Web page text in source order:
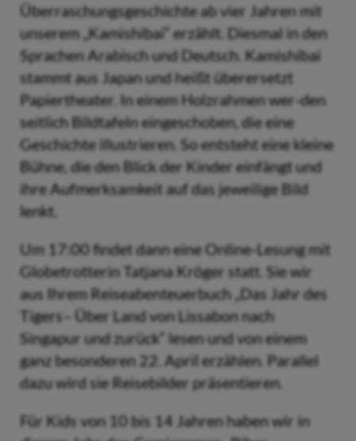
Überraschungsgeschichte ab vier Jahren mit
unserem „Kamishibai“ erzählt. Diesmal in den
Sprachen Arabisch und Deutsch. Kamishibai
stammt aus Japan und heißt überersetzt
Papiertheater. In einem Holzrahmen wer-den
seitlich Bildtafeln eingeschoben, die eine
Geschichte illustrieren. So entsteht eine kleine
Bühne, die den Blick der Kinder einfängt und
ihre Aufmerksamkeit auf das jeweilige Bild
lenkt.
Um 17:00 findet dann eine Online-Lesung mit
Globetrotterin Tatjana Kröger statt. Sie wir
aus Ihrem Reiseabenteuerbuch „Das Jahr des
Tigers– Über Land von Lissabon nach
Singapur und zurück“ lesen und von einem
ganz besonderen 22. April erzählen. Parallel
dazu wird sie Reisebilder präsentieren.
Für Kids von 10 bis 14 Jahren haben wir in